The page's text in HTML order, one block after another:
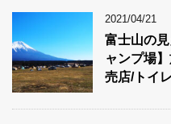
2021/04/21
富士山の
ャンプ場
売店/トイ